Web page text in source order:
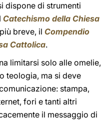
dispone di strumenti
Catechismo della Chiesa
breve, il Compendio
Cattolica.
limitarsi solo alle omelie,
teologia, ma si deve
stampa,
fori e tanti altri
il messaggio di